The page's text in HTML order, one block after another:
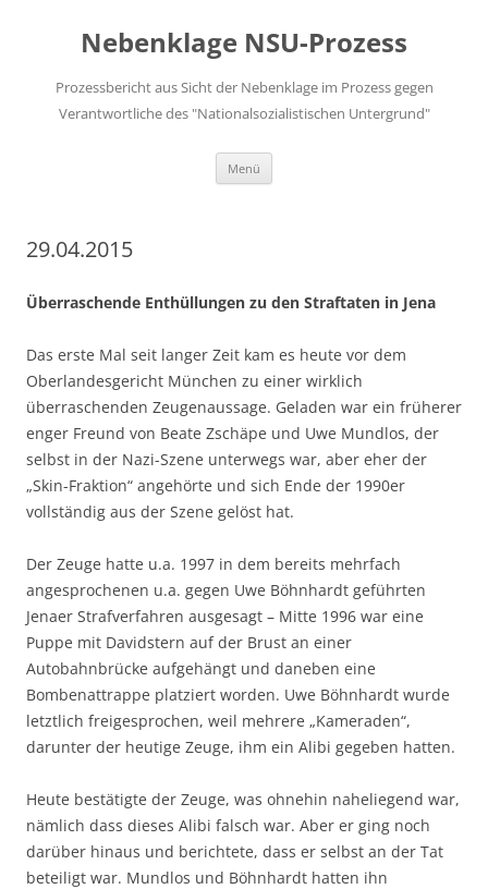
springenNebenklage NSU-Prozess
Prozessbericht aus Sicht der Nebenklage im Prozess gegen
Verantwortliche des "Nationalsozialistischen Untergrund"
Menü
29.04.2015
Überraschende Enthüllungen zu den Straftaten in Jena
Das erste Mal seit langer Zeit kam es heute vor dem
Oberlandesgericht München zu einer wirklich
überraschenden Zeugenaussage. Geladen war ein früherer
enger Freund von Beate Zschäpe und Uwe Mundlos, der
selbst in der Nazi-Szene unterwegs war, aber eher der
„Skin-Fraktion“ angehörte und sich Ende der 1990er
vollständig aus der Szene gelöst hat.
Der Zeuge hatte u.a. 1997 in dem bereits mehrfach
angesprochenen u.a. gegen Uwe Böhnhardt geführten
Jenaer Strafverfahren ausgesagt – Mitte 1996 war eine
Puppe mit Davidstern auf der Brust an einer
Autobahnbrücke aufgehängt und daneben eine
Bombenattrappe platziert worden. Uwe Böhnhardt wurde
letztlich freigesprochen, weil mehrere „Kameraden“,
darunter der heutige Zeuge, ihm ein Alibi gegeben hatten.
Heute bestätigte der Zeuge, was ohnehin naheliegend war,
nämlich dass dieses Alibi falsch war. Aber er ging noch
darüber hinaus und berichtete, dass er selbst an der Tat
beteiligt war. Mundlos und Böhnhardt hatten ihn